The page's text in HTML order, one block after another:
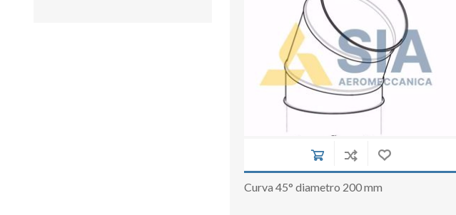
Curva 45° diametro 200 mm